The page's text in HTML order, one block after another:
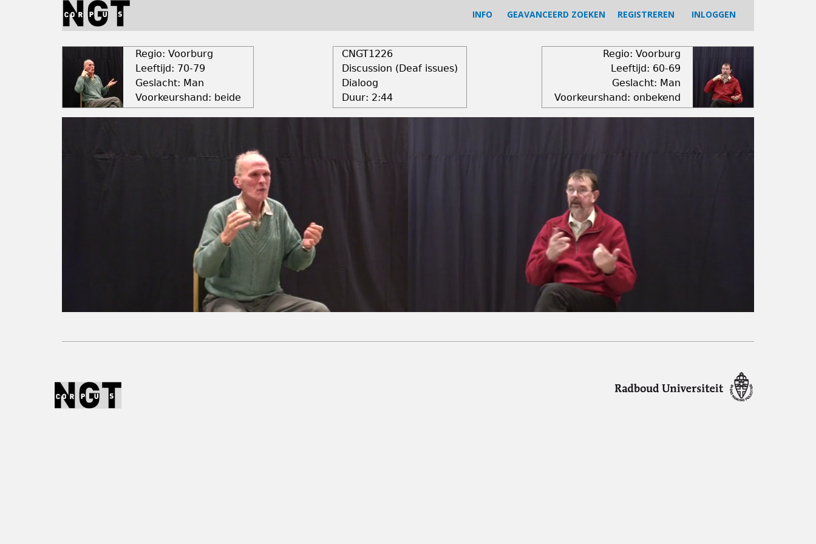
INFO GEAVANCEERD ZOEKEN REGISTREREN INLOGGEN
Regio: Voorburg
Leeftijd: 70-79
Geslacht: Man
Voorkeurshand: beide
CNGT1226
Discussion (Deaf issues)
Dialoog
Duur: 2:44
Regio: Voorburg
Leeftijd: 60-69
Geslacht: Man
Voorkeurshand: onbekend